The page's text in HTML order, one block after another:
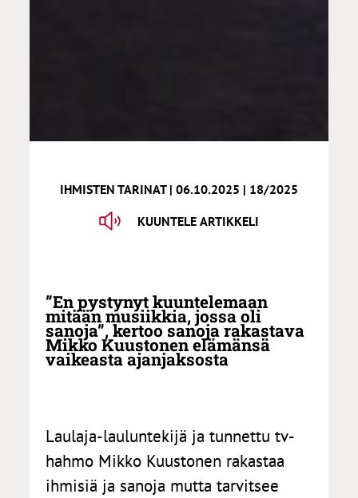
IHMISTEN TARINAT | 06.10.2025 | 18/2025
KUUNTELE ARTIKKELI
”En pystynyt kuuntelemaan
mitään musiikkia, jossa oli
sanoja”, kertoo sanoja rakastava
Mikko Kuustonen elämänsä
vaikeasta ajanjaksosta
Laulaja-lauluntekijä ja tunnettu tv-
hahmo Mikko Kuustonen rakastaa
ihmisiä ja sanoja mutta tarvitsee